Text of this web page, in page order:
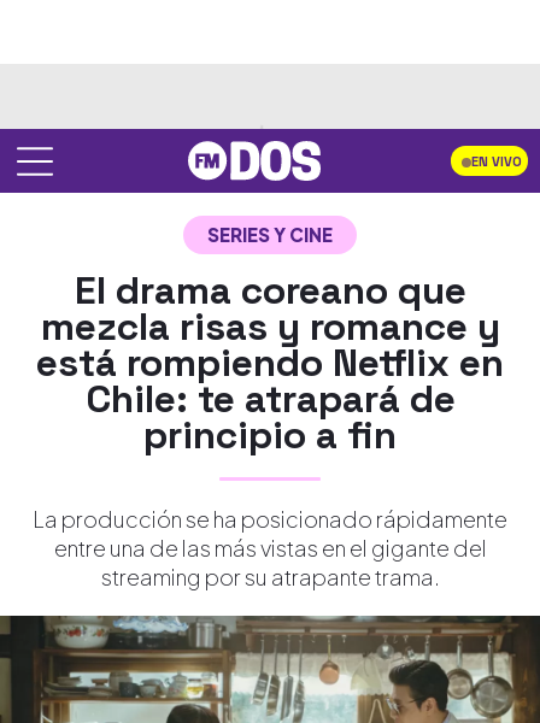
EN VIVO
SERIES Y CINE
El drama coreano que
mezcla risas y romance y
está rompiendo Netflix en
Chile: te atrapará de
principio a fin
La producción se ha posicionado rápidamente
entre una de las más vistas en el gigante del
streaming por su atrapante trama.